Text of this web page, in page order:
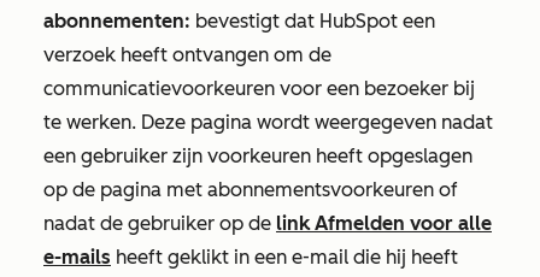
abonnementen: bevestigt dat HubSpot een
verzoek heeft ontvangen om de
communicatievoorkeuren voor een bezoeker bij
te werken. Deze pagina wordt weergegeven nadat
een gebruiker zijn voorkeuren heeft opgeslagen
op de pagina met abonnementsvoorkeuren of
nadat de gebruiker op de link Afmelden voor alle
e-mails heeft geklikt in een e-mail die hij heeft